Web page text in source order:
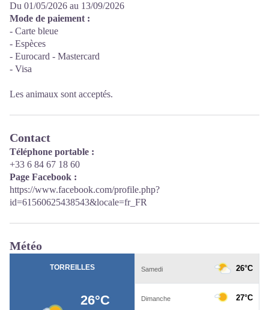
Du 01/05/2026 au 13/09/2026
Mode de paiement :
- Carte bleue
- Espèces
- Eurocard - Mastercard
- Visa
Les animaux sont acceptés.
Contact
Téléphone portable :
+33 6 84 67 18 60
Page Facebook :
https://www.facebook.com/profile.php?
id=61560625438543&locale=fr_FR
Météo